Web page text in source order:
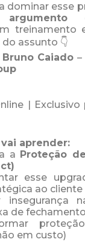
dominar esse
argumento
treinamento
assunto 👇
Bruno Caiado –
| Exclusivo
aprender:
a Proteção
esse
ao cliente
insegurança
de fechamento
em custo)